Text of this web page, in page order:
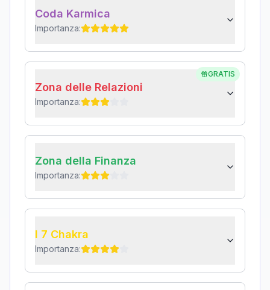
Coda Karmica
Importanza:
GRATIS
Zona delle Relazioni
Importanza:
Zona della Finanza
Importanza:
I 7 Chakra
Importanza: